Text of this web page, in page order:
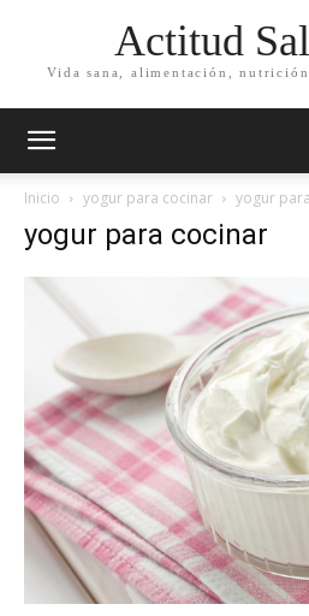
Actitud
Vida sana, alimentación,
Inicio yogur para cocinar yogur
yogur para cocinar